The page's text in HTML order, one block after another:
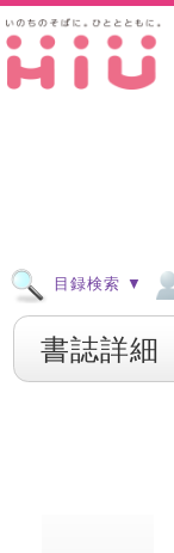
目録検索 ▼
書誌詳細